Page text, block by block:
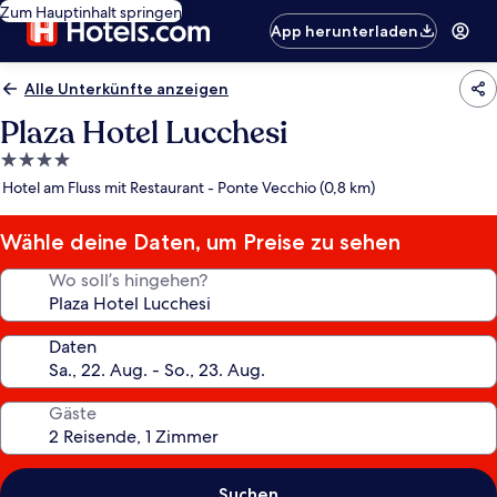
Zum Hauptinhalt springen
App herunterladen
Alle Unterkünfte anzeigen
Plaza Hotel Lucchesi
4.0-
Sterne-
Hotel am Fluss mit Restaurant - Ponte Vecchio (0,8 km)
Wähle deine Daten, um Preise zu sehen
Wo soll’s hingehen?
Daten
Gäste